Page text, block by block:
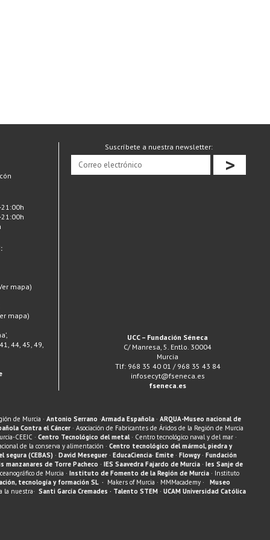
mapa)
mapa)
44, 45, 49,
Suscríbete a nuestra newsletter:
>
UCC – Fundación Séneca
C/ Manresa, 5. Entlo. 30004
Murcia
Tlf: 968 35 40 01 / 968 35 43 84
infosecyt@fseneca.es
fseneca.es
de Murcia · Antonio Serrano ·Armada Española· ARQUA-Museo nacional de
Contra el Cáncer · Asociación de Fabricantes de Áridos de la Región de Murcia
CEEIC · Centro Tecnológico del metal· Centro tecnológico naval y del mar ·
de la conserva y alimentación · Centro tecnológico del mármol, piedra y
segura (CEBAS) · David Meseguer· EducaCiencia· Emite· Flowgy· Fundación
manzanares de Torre Pacheco · IES Saavedra Fajardo de Murcia· Ies Sanje de
de Murcia · Instituto de Fomento de la Región de Murcia· Instituto
tecnología y formación SL · Makers of Murcia · MMMacademy · Museo
la nuestra· Santi García Cremades · Talento STEM · UCAM Universidad Católica